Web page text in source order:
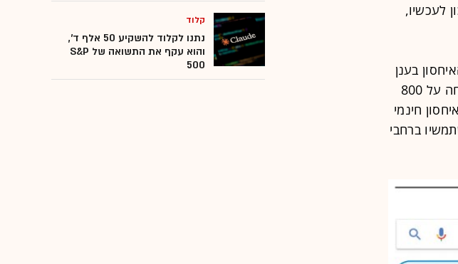
לעכשיו,
בענן
'גוגל דרייב', שכנראה עוד לא חצה את קו מיליארד המשתמשים (גוגל דיווחה על 800
חינמי
ברחבי
קלוד
נתנו לקלוד להשקיע 50 אלף ד',
והוא עקף את התשואה של S&P
500